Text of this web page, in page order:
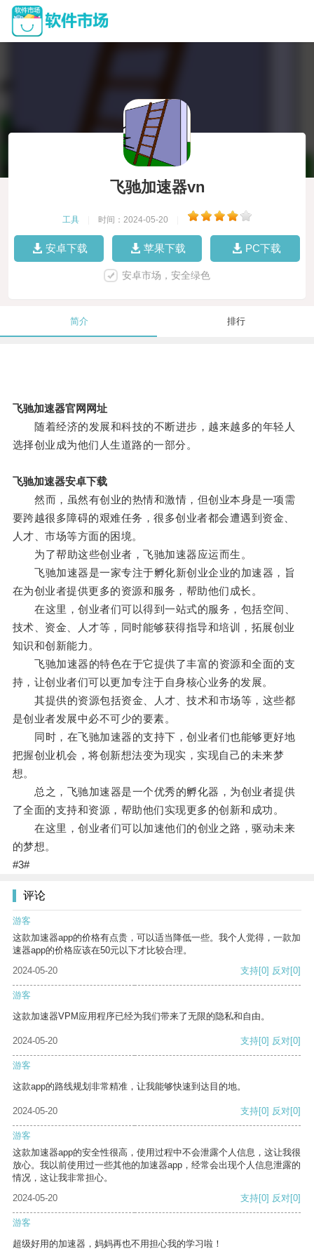
飞驰加速器vn
工具 时间：2024-05-20
安卓下载 苹果下载 PC下载
安卓市场，安全绿色
简介 排行
飞驰加速器官网网址
随着经济的发展和科技的不断进步，越来越多的年轻人
选择创业成为他们人生道路的一部分。
飞驰加速器安卓下载
然而，虽然有创业的热情和激情，但创业本身是一项需
要跨越很多障碍的艰难任务，很多创业者都会遭遇到资金、
人才、市场等方面的困境。
为了帮助这些创业者，飞驰加速器应运而生。
飞驰加速器是一家专注于孵化新创业企业的加速器，旨
在为创业者提供更多的资源和服务，帮助他们成长。
在这里，创业者们可以得到一站式的服务，包括空间、
技术、资金、人才等，同时能够获得指导和培训，拓展创业
知识和创新能力。
飞驰加速器的特色在于它提供了丰富的资源和全面的支
持，让创业者们可以更加专注于自身核心业务的发展。
其提供的资源包括资金、人才、技术和市场等，这些都
是创业者发展中必不可少的要素。
同时，在飞驰加速器的支持下，创业者们也能够更好地
把握创业机会，将创新想法变为现实，实现自己的未来梦
想。
总之，飞驰加速器是一个优秀的孵化器，为创业者提供
了全面的支持和资源，帮助他们实现更多的创新和成功。
在这里，创业者们可以加速他们的创业之路，驱动未来
的梦想。
#3#
评论
游客
这款加速器app的价格有点贵，可以适当降低一些。我个人觉得，一款加
速器app的价格应该在50元以下才比较合理。
2024-05-20
支持[0] 反对[0]
游客
这款加速器VPM应用程序已经为我们带来了无限的隐私和自由。
2024-05-20 支持[0] 反对[0]
游客
这款app的路线规划非常精准，让我能够快速到达目的地。
2024-05-20 支持[0] 反对[0]
游客
这款加速器app的安全性很高，使用过程中不会泄露个人信息，这让我很
放心。我以前使用过一些其他的加速器app，经常会出现个人信息泄露的
情况，这让我非常担心。
2024-05-20
支持[0] 反对[0]
游客
超级好用的加速器，妈妈再也不用担心我的学习啦！